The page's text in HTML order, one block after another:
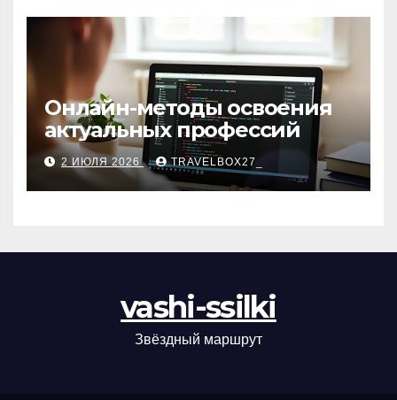
Онлайн-методы освоения
актуальных профессий
2 ИЮЛЯ 2026 TRAVELBOX27_
vashi-ssilki
Звёздный маршрут